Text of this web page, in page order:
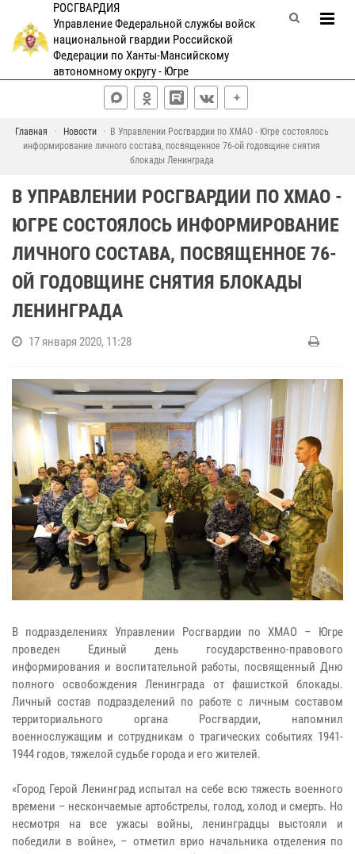
РОСГВАРДИЯ
Управление Федеральной службы войск
национальной гвардии Российской
Федерации по Ханты-Мансийскому
автономному округу - Югре
Главная Новости
В Управлении Росгвардии по ХМАО - Югре состоялось
информирование личного состава, посвященное 76-ой годовщине снятия
блокады Ленинграда
В УПРАВЛЕНИИ РОСГВАРДИИ ПО ХМАО -
ЮГРЕ СОСТОЯЛОСЬ ИНФОРМИРОВАНИЕ
ЛИЧНОГО СОСТАВА, ПОСВЯЩЕННОЕ 76-
ОЙ ГОДОВЩИНЕ СНЯТИЯ БЛОКАДЫ
ЛЕНИНГРАДА
17 января 2020, 11:28
В подразделениях Управлении Росгвардии по ХМАО – Югре
проведен Единый день государственно-правового
информирования и воспитательной работы, посвященный Дню
полного освобождения Ленинграда от фашисткой блокады.
Личный состав подразделений по работе с личным составом
территориального органа Росгвардии, напомнил
военнослужащим и сотрудникам о трагических событиях 1941-
1944 годов, тяжелой судьбе города и его жителей.
«Город Герой Ленинград испытал на себе всю тяжесть военного
времени – нескончаемые артобстрелы, голод, холод и смерть. Но
несмотря на все ужасы войны, ленинградцы выстояли и
победили в войне», – отметил врио начальника отделения по